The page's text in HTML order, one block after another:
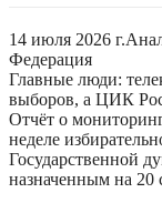
14 июля 2026 г.
Федерация
Главные люди:
выборов, а ЦИК
Отчёт о
неделе
Государственной
назначенным на 20